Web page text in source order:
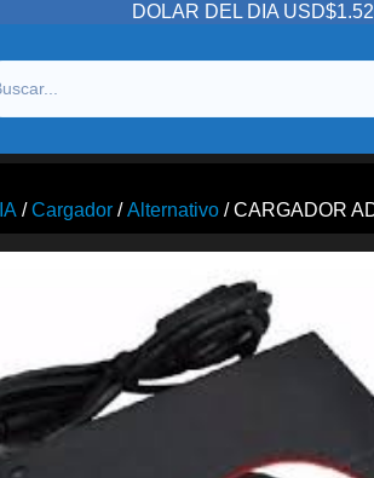
DOLAR DEL DIA
/Cargador /Alternativo / CARGADOR